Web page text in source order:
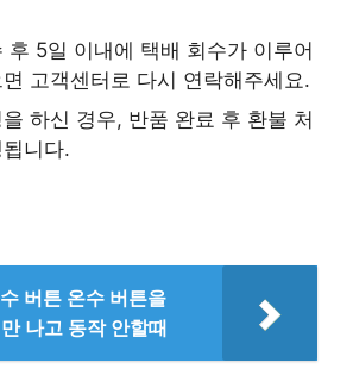
후 5일 이내에 택배 회수가 이루어
고객센터로 다시 연락해주세요.
하신 경우, 반품 완료 후 환불 처
니다.
버튼 온수 버튼을
나고 동작 안할때